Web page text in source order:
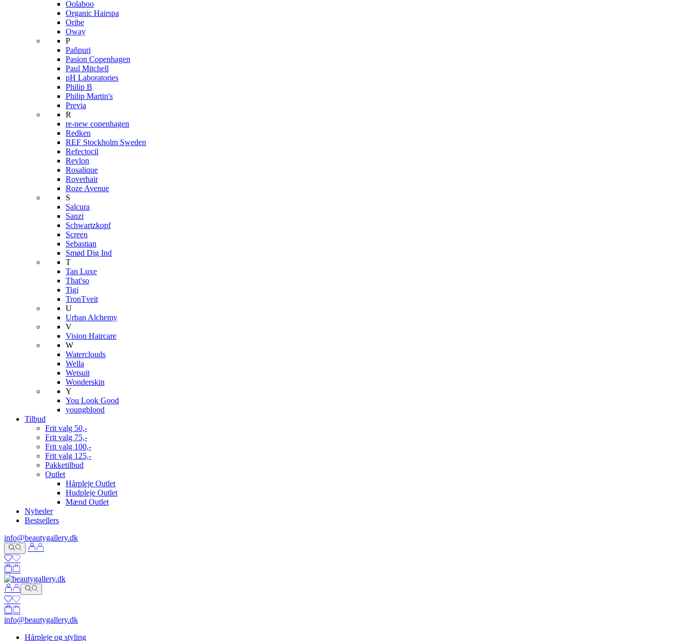
Oolaboo
Organic Hairspa
Oribe
Oway
P
Pañpuri
Pasion Copenhagen
Paul Mitchell
pH Laboratories
Philip B
Philip Martin's
Previa
R
re-new copenhagen
Redken
REF Stockholm Sweden
Refectocil
Revlon
Rosalique
Roverhair
Roze Avenue
S
Salcura
Sanzi
Schwartzkopf
Screen
Sebastian
Smød Dig Ind
T
Tan Luxe
That'so
Tigi
TronTveit
U
Urban Alchemy
V
Vision Haircare
W
Waterclouds
Wella
Wetsuit
Wonderskin
Y
You Look Good
youngblood
Tilbud
Frit valg 50,-
Frit valg 75,-
Frit valg 100,-
Frit valg 125,-
Pakketilbud
Outlet
Hårpleje Outlet
Hudpleje Outlet
Mænd Outlet
Nyheder
Bestsellers
info@beautygallery.dk
info@beautygallery.dk
Hårpleje og styling